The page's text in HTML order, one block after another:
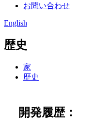
お問い合わせ
English
歴史
家
歴史
開発履歴：